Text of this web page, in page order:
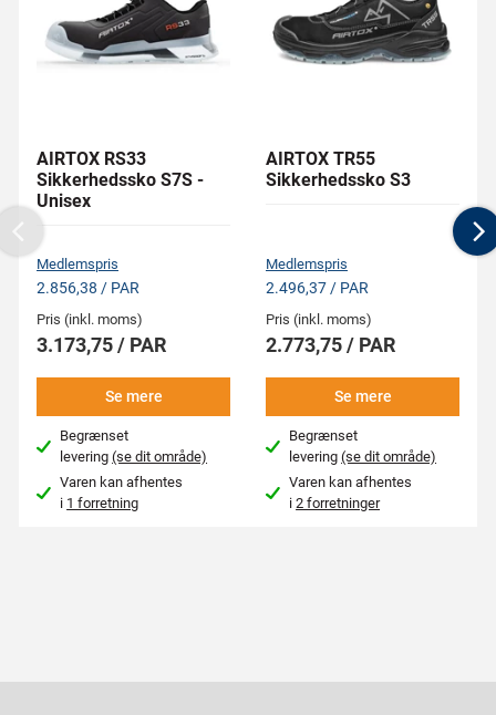
AIRTOX RS33
Sikkerhedssko S7S -
Unisex
Medlemspris
2.856,38 / PAR
Pris (inkl. moms)
3.173,75 / PAR
Se mere
Begrænset
levering(se dit område)
Varen kan afhentes
i 1 forretning
AIRTOX TR55
Sikkerhedssko S3
Medlemspris
2.496,37 / PAR
Pris (inkl. moms)
2.773,75 / PAR
Se mere
Begrænset
levering(se dit område)
Varen kan afhentes
i2 forretninger
Previous